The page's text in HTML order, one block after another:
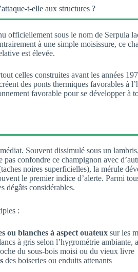
t-elle aux structures ?
officiellement sous le nom de Serpula
à une simple moisissure, ce
est élevée.
celles construites avant les années
des ponts thermiques favorables
favorable pour se développer à
Souvent dissimulé sous un
confondre ce champignon avec
noires superficielles), la mérule
le premier indice d’alerte. Parmi
dégâts considérables.
:
ou blanches à aspect ouateux sur les
à gris selon l’hygrométrie ambiante,
du sous-bois moisi ou du vieux livre
des boiseries ou enduits attenants